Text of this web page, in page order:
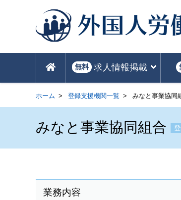
無料 求人情報掲載
ホーム 登録支援機関一覧 みなと事業協同
みなと事業協同組合
業務内容